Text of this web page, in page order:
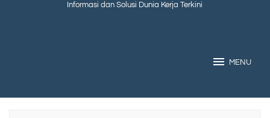
Informasi dan Solusi Dunia Kerja Terkini
MENU